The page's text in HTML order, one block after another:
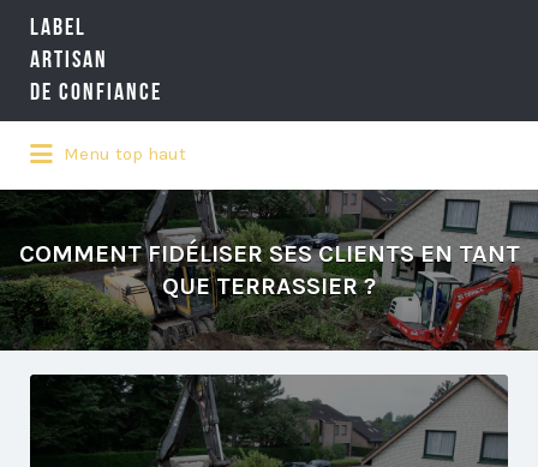
LABEL
ARTISAN
DE CONFIANCE
LA RÉFÉRENCE QUALITÉ NATIONALE
DE L'ARTISANAT
Rechercher:
Menu top haut
COMMENT FIDÉLISER SES CLIENTS EN TANT
QUE TERRASSIER ?